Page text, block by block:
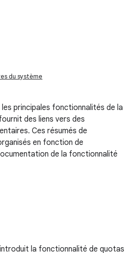
du système
principales fonctionnalités de la
des liens vers des
Ces résumés de
en fonction de
de la fonctionnalité
la fonctionnalité de quotas